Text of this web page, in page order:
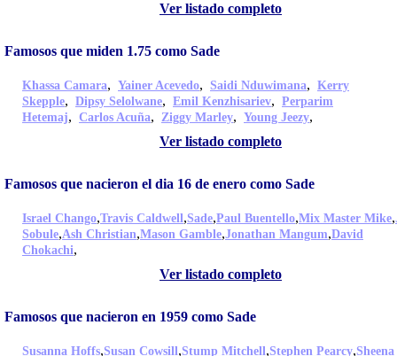
Ver listado completo
Famosos que miden 1.75 como Sade
Khassa Camara, Yainer Acevedo, Saidi Nduwimana, Kerry
Skepple, Dipsy Selolwane, Emil Kenzhisariev, Perparim
Hetemaj, Carlos Acuña, Ziggy Marley, Young Jeezy,
Ver listado completo
Famosos que nacieron el dia 16 de enero como Sade
Israel Chango,Travis Caldwell,Sade,Paul Buentello,Mix Master Mike,
Sobule,Ash Christian,Mason Gamble,Jonathan Mangum,David
Chokachi,
Ver listado completo
Famosos que nacieron en 1959 como Sade
Susanna Hoffs,Susan Cowsill,Stump Mitchell,Stephen Pearcy,Sheena